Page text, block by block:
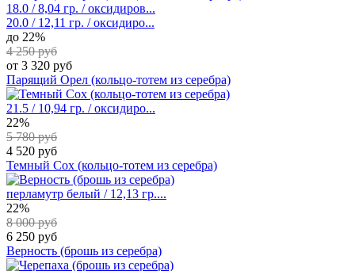
18.0 / 8,04 гр. / оксидиров...
20.0 / 12,11 гр. / оксидиро...
до 22%
4 250 руб
от 3 320 руб
Парящий Орел (кольцо-тотем из серебра)
21.5 / 10,94 гр. / оксидиро...
22%
5 780 руб
4 520 руб
Темный Сох (кольцо-тотем из серебра)
перламутр белый / 12,13 гр....
22%
8 000 руб
6 250 руб
Верность (брошь из серебра)